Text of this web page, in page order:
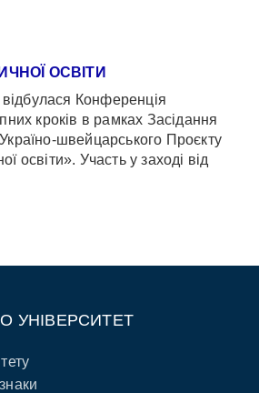
ОСВІТИ
Конференція
кроків в рамках Засідання
швейцарського Проєкту
освіти». Участь у заході від
УНІВЕРСИТЕТ